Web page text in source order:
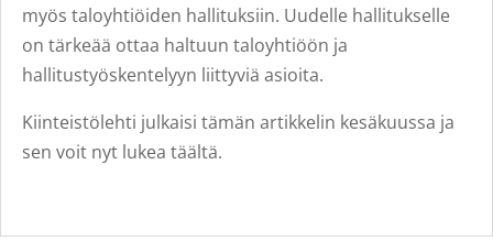
myös taloyhtiöiden hallituksiin. Uudelle hallitukselle
on tärkeää ottaa haltuun taloyhtiöön ja
hallitustyöskentelyyn liittyviä asioita.
Kiinteistölehti julkaisi tämän artikkelin kesäkuussa ja
sen voit nyt lukea täältä.